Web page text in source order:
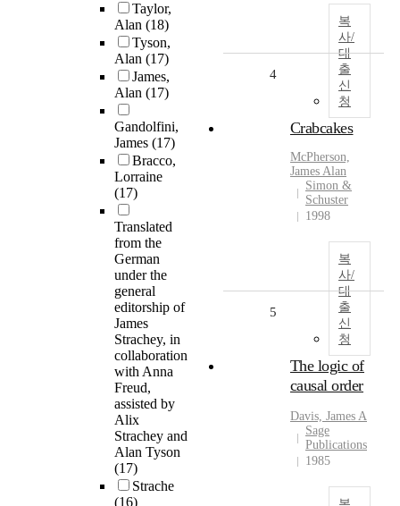
Taylor,
Alan (18)
Tyson,
Alan (17)
James,
Alan (17)
Gandolfini,
James (17)
Bracco,
Lorraine
(17)
Translated
from the
German
under the
general
editorship of
James
Strachey, in
collaboration
with Anna
Freud,
assisted by
Alix
Strachey and
Alan Tyson
(17)
Strache
(16)
복
사/
대
출
신
청
4
Crabcakes
McPherson,
James Alan
Simon &
Schuster
1998
복
사/
대
출
신
청
5
The logic of
causal order
Davis, James A
Sage
Publications
1985